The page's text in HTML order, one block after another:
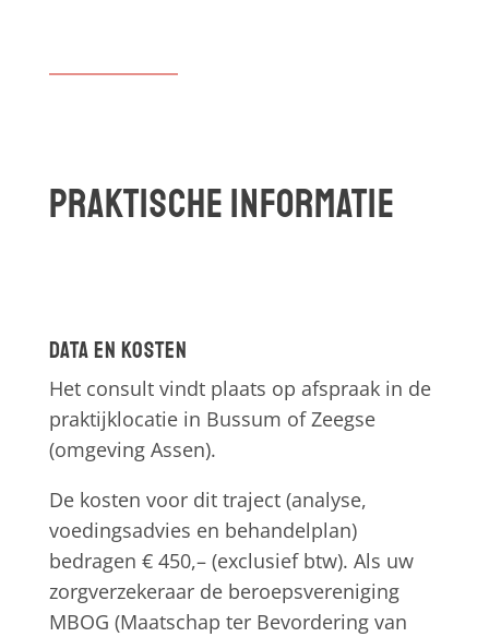
Praktische informatie
Data en kosten
Het consult vindt plaats op afspraak in de
praktijklocatie in Bussum of Zeegse
(omgeving Assen).
De kosten voor dit traject (analyse,
voedingsadvies en behandelplan)
bedragen € 450,– (exclusief btw). Als uw
zorgverzekeraar de beroepsvereniging
MBOG (Maatschap ter Bevordering van